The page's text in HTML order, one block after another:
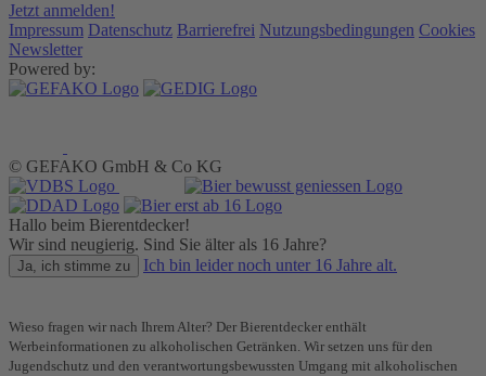
Jetzt anmelden!
Impressum Datenschutz Barrierefrei Nutzungsbedingungen Cookies
Newsletter
Powered by:
© GEFAKO GmbH & Co KG
Hallo beim Bierentdecker!
Wir sind neugierig. Sind Sie älter als 16 Jahre?
Ja, ich stimme zu Ich bin leider noch unter 16 Jahre alt.
Wieso fragen wir nach Ihrem Alter? Der Bierentdecker enthält
Werbeinformationen zu alkoholischen Getränken. Wir setzen uns für den
Jugendschutz und den verantwortungsbewussten Umgang mit alkoholischen